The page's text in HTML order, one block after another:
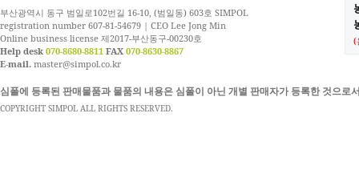
부산광역시 동구 범일로102번길 16-10, (범일동) 603호 SIMPOL
registration number 607-81-54679 | CEO Lee Jong Min
Online business license 제2017-부산동구-00230호
Help desk 070-8680-8811 FAX 070-8630-8867
E-mail. master@simpol.co.kr
(
심폴에 등록된 판매물품과 물품의 내용은 심폴이 아닌 개별 판매자가 등록한 것으
COPYRIGHT SIMPOL ALL RIGHTS RESERVED.